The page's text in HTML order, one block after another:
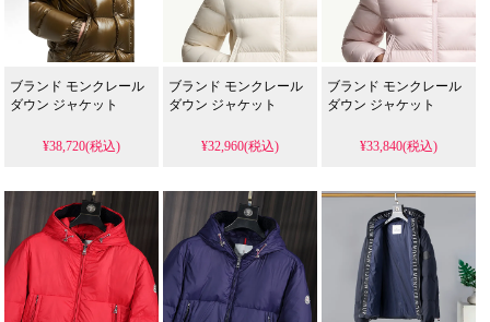
ブランド モンクレール
ダウン ジャケット
¥38,720(税込)
ブランド モンクレール
ダウン ジャケット
¥32,960(税込)
ブランド モンクレール
ダウン ジャケット
¥33,840(税込)